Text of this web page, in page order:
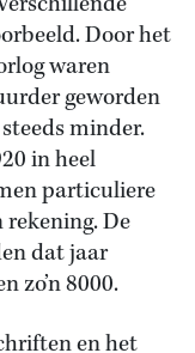
Door het
waren
geworden
minder.
in heel
particuliere
De
dat jaar
zo’n 8000.
en het